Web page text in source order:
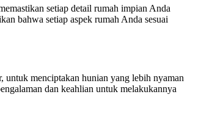
setiap detail rumah impian Anda
bahwa setiap aspek rumah Anda sesuai
untuk menciptakan hunian yang lebih nyaman
dan keahlian untuk melakukannya